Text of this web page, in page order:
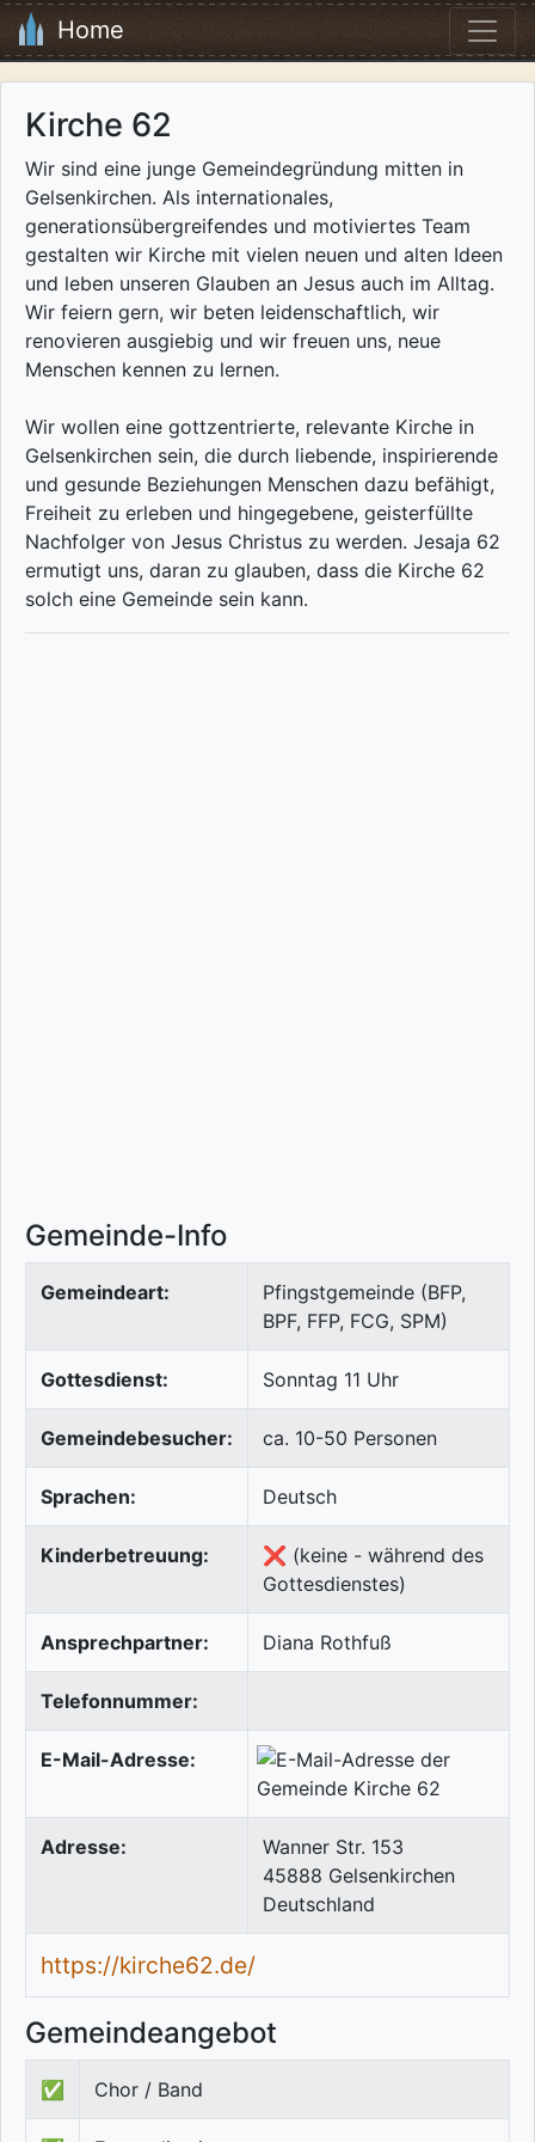
Home
Kirche 62
Wir sind eine junge Gemeindegründung mitten in
Gelsenkirchen. Als internationales,
generationsübergreifendes und motiviertes Team
gestalten wir Kirche mit vielen neuen und alten Ideen
und leben unseren Glauben an Jesus auch im Alltag.
Wir feiern gern, wir beten leidenschaftlich, wir
renovieren ausgiebig und wir freuen uns, neue
Menschen kennen zu lernen.
Wir wollen eine gottzentrierte, relevante Kirche in
Gelsenkirchen sein, die durch liebende, inspirierende
und gesunde Beziehungen Menschen dazu befähigt,
Freiheit zu erleben und hingegebene, geisterfüllte
Nachfolger von Jesus Christus zu werden. Jesaja 62
ermutigt uns, daran zu glauben, dass die Kirche 62
solch eine Gemeinde sein kann.
Gemeinde-Info
Gemeindeart:
Pfingstgemeinde (BFP,
BPF, FFP, FCG, SPM)
Gottesdienst: Sonntag 11 Uhr
Gemeindebesucher: ca. 10-50 Personen
Sprachen: Deutsch
Kinderbetreuung:
❌ (keine - während des
Gottesdienstes)
Ansprechpartner: Diana Rothfuß
Telefonnummer:
E-Mail-Adresse:
Adresse:
Wanner Str. 153
45888 Gelsenkirchen
Deutschland
https://kirche62.de/
Gemeindeangebot
✅ Chor / Band